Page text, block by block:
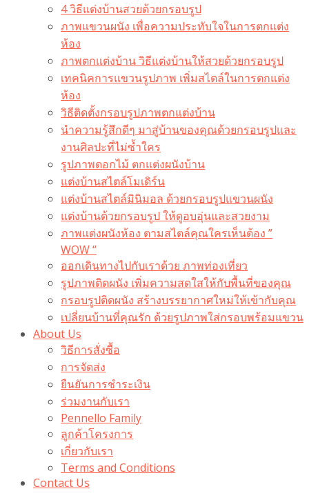
4 วิธีแต่งบ้านสวยด้วยกรอบรูป
ภาพแขวนผนัง เพื่อความประทับใจในการตกแต่ง
ห้อง
ภาพตกแต่งบ้าน วิธีแต่งบ้านให้สวยด้วยกรอบรูป
เทคนิคการแขวนรูปภาพ เพิ่มสไตล์ในการตกแต่ง
ห้อง
วิธีติดตั้งกรอบรูปภาพตกแต่งบ้าน
นำความรู้สึกดีๆ มาสู่บ้านของคุณด้วยกรอบรูปและ
งานศิลปะที่ไม่ซ้ำใคร
รูปภาพดอกไม้ ตกแต่งผนังบ้าน
แต่งบ้านสไตล์โมเดิร์น
แต่งบ้านสไตล์มินิมอล ด้วยกรอบรูปแขวนผนัง
แต่งบ้านด้วยกรอบรูป ให้ดูอบอุ่นและสวยงาม
ภาพแต่งผนังห้อง ตามสไตล์คุณใครเห็นต้อง ”
WOW “
ออกเดินทางไปกับเราด้วย ภาพท่องเที่ยว
รูปภาพติดผนัง เพิ่มความสดใสให้กับพื้นที่ของคุณ
กรอบรูปติดผนัง สร้างบรรยากาศใหม่ให้เข้ากับคุณ
เปลี่ยนบ้านที่คุณรัก ด้วยรูปภาพใส่กรอบพร้อมแขวน​
About Us
วิธีการสั่งซื้อ
การจัดส่ง
ยืนยันการชำระเงิน
ร่วมงานกับเรา
Pennello Family
ลูกค้าโครงการ
เกี่ยวกับเรา
Terms and Conditions
Contact Us